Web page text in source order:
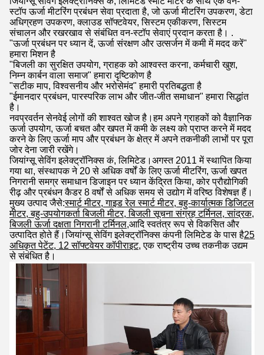
स्टॉप ऊर्जा मीटरिंग प्रबंधन सेवा प्रदाता है, जो ऊर्जा मीटरिंग उपकरण, डेटा
अधिग्रहण उपकरण, क्लाउड सॉफ्टवेयर, सिस्टम एकीकरण, सिस्टम
संचालन और रखरखाव से संबंधित वन-स्टॉप सेवाएं प्रदान करता है। .
"ऊर्जा प्रबंधन पर ध्यान दें, ऊर्जा संरक्षण और उत्सर्जन में कमी में मदद करें"
हमारा मिशन है
"बिजली का सुरक्षित उपयोग, ग्राहक को आश्वस्त करना, कर्मचारी खुश,
निम्न कार्बन वाला समाज" हमारा दृष्टिकोण है
"सटीक माप, विश्वसनीय और भरोसेमंद" हमारी प्रतिबद्धता है
"ईमानदार प्रबंधन, पारस्परिक लाभ और जीत-जीत समाधान" हमारा सिद्धांत
है।
नवप्रवर्तन सेनवेई लोगों की शाश्वत खोज है।हम अपने ग्राहकों को वैज्ञानिक
ऊर्जा उपयोग, ऊर्जा बचत और खपत में कमी के लक्ष्य को प्राप्त करने में मदद
करने के लिए ऊर्जा माप और प्रबंधन के क्षेत्र में अपने तकनीकी लाभों पर पूरा
जोर देना जारी रखेंगे।
जियांग्सू सेविंग इलेक्ट्रॉनिक्स कं, लिमिटेड।अगस्त 2011 में स्थापित किया
गया था, संस्थापक ने 20 से अधिक वर्षों के लिए ऊर्जा मीटरिंग, ऊर्जा खपत
निगरानी समग्र समाधान डिजाइन पर ध्यान केंद्रित किया, कोर प्रौद्योगिकी
रीढ़ और प्रबंधन कैडर 8 वर्षों से अधिक समय से उद्योग में वरिष्ठ विशेषज्ञ हैं।
मुख्य उत्पाद जैसे:स्मार्ट मीटर, गाइड रेल स्मार्ट मीटर, बहु-कार्यात्मक डिजिटल
मीटर, बहु-उपयोगकर्ता बिजली मीटर, बिजली सूचना संग्रह टर्मिनल, सांद्रक,
बिजली ऊर्जा दक्षता निगरानी टर्मिनल,आदि स्वतंत्र रूप से विकसित और
उत्पादित होते हैं।जियांग्सू सेविंग इलेक्ट्रॉनिक्स कंपनी लिमिटेड के पास है25
अधिकृत पेटेंट, 12 सॉफ्टवेयर कॉपीराइट, एक राष्ट्रीय उच्च तकनीक उद्यम
से संबंधित है।